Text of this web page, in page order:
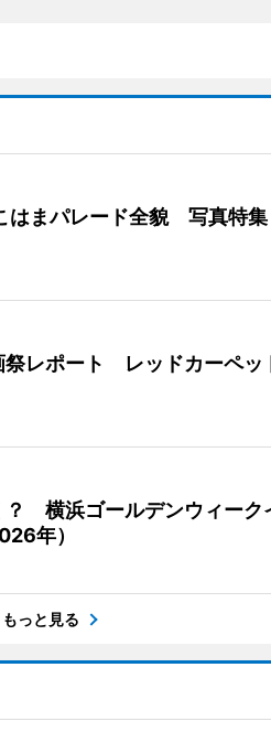
はまパレード全貌 写真特
祭レポート レッドカーペッ
？ 横浜ゴールデンウィーク
年）
もっと見る